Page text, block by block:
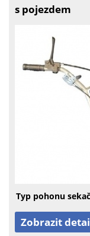
s pojezdem
Typ pohonu
Zobrazit